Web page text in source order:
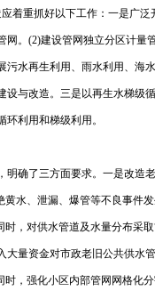
着重抓好以下工作：一是广
。(2)建设管网独立分区计
水再生利用、雨水利用、
与改造。三是以再生水梯
利用和梯级利用。
确了三方面要求。一是改
水、泄漏、爆管等不良事
，对供水管道及水量分布
量资金对市政老旧公共供
，强化小区内部管网网格化